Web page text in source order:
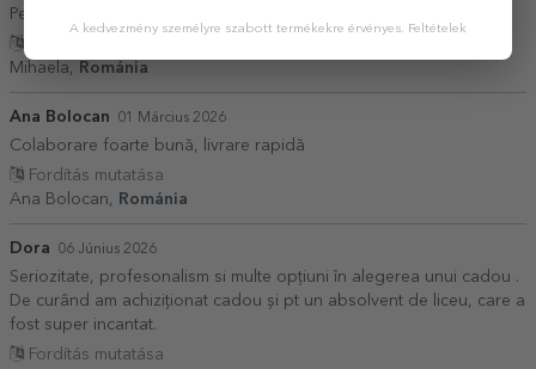
Pebtru peofesionalism si servicii excelente!
Mihaela,
Románia
Ana Bolocan 01 Március 2026
Colaborare foarte bună, livrare rapidă
Fordítás mutatása
Ana Bolocan,
Románia
Dora 06 Június 2026
Seriozitate, profesonalism si multe opțiuni în alegerea unui cadou .
De curând am achiziționat cadou și pt un absolvent de liceu, care a
fost super incantat.
Fordítás mutatása
A kedvezmény személyre szabott termékekre érvényes. Feltételek